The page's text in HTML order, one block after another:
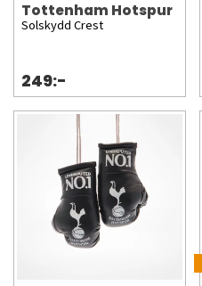
Tottenham Hotspur
Solskydd Crest
249:-